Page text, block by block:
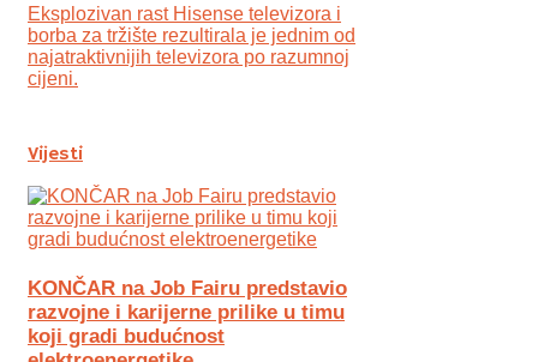
Eksplozivan rast Hisense televizora i
borba za tržište rezultirala je jednim od
najatraktivnijih televizora po razumnoj
cijeni.
Vijesti
KONČAR na Job Fairu predstavio
razvojne i karijerne prilike u timu
koji gradi budućnost